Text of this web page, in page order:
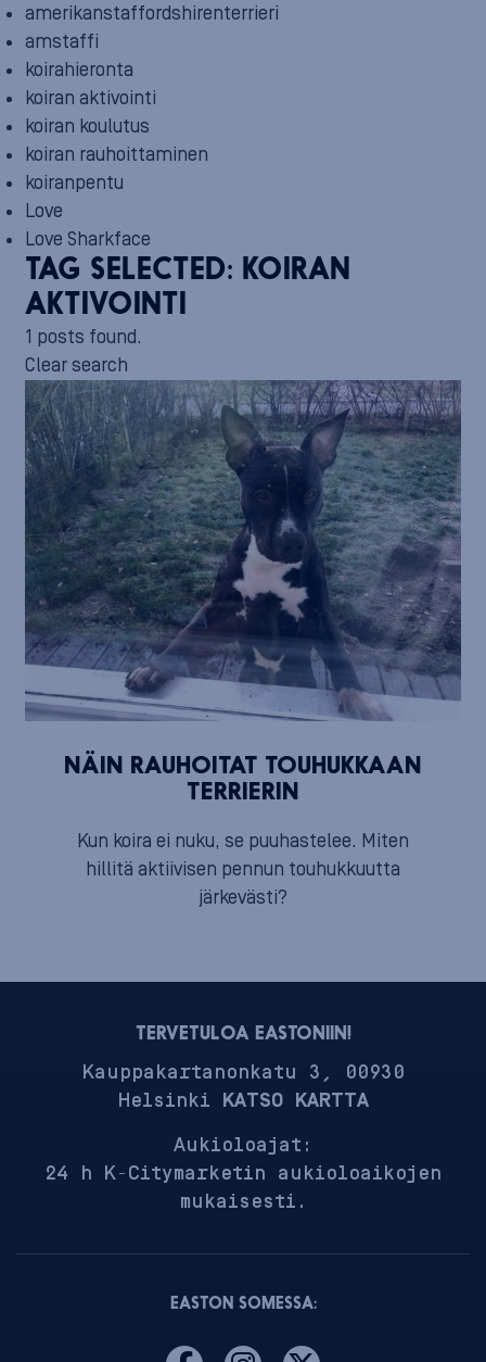
amerikanstaffordshirenterrieri
amstaffi
koirahieronta
koiran aktivointi
koiran koulutus
koiran rauhoittaminen
koiranpentu
Love
Love Sharkface
TAG SELECTED: KOIRAN
AKTIVOINTI
1 posts found.
Clear search
NÄIN RAUHOITAT TOUHUKKAAN
TERRIERIN
Kun koira ei nuku, se puuhastelee. Miten
hillitä aktiivisen pennun touhukkuutta
järkevästi?
TERVETULOA EASTONIIN!
Kauppakartanonkatu 3, 00930
Helsinki KATSO KARTTA
Aukioloajat:
24 h K-Citymarketin aukioloaikojen
mukaisesti.
EASTON SOMESSA: